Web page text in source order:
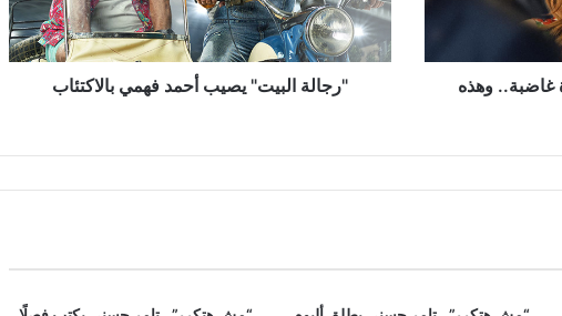
غاضبة.. وهذه
"رجالة البيت" يصيب أحمد فهمي بالاكتئاب